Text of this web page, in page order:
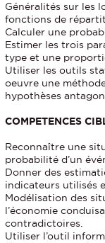
Généralités sur les
fonctions de
Calculer une
Estimer les trois
type et une
Utiliser les outils
oeuvre une
hypothèses
COMPETENCES
Reconnaître une
probabilité d’un
Donner des
indicateurs utilisés
Modélisation des
l’économie
contradictoires.
Utiliser l’outil